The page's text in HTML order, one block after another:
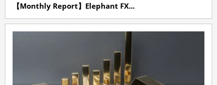
【Monthly Report】Elephant FX...